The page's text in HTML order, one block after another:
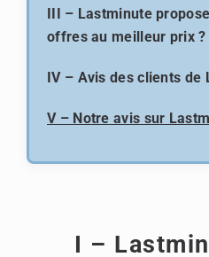
III – Lastminute
offres au meilleur prix ?
IV – Avis des clients de
V – Notre avis sur
I –